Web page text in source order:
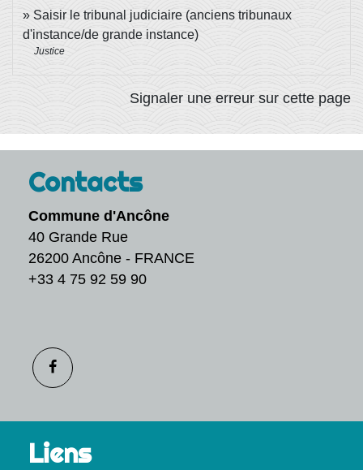
Saisir le tribunal judiciaire (anciens tribunaux
d'instance/de grande instance)
Justice
Signaler une erreur sur cette page
Contacts
Commune d'Ancône
40 Grande Rue
26200 Ancône - FRANCE
+33 4 75 92 59 90
Liens